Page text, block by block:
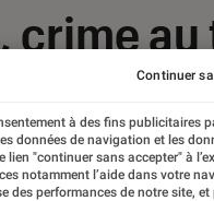
au
à des fins publicitaires
données de navigation et les
lien "continuer sans accepter" à
notamment l’aide dans votre
des performances de notre site, et
Continuer